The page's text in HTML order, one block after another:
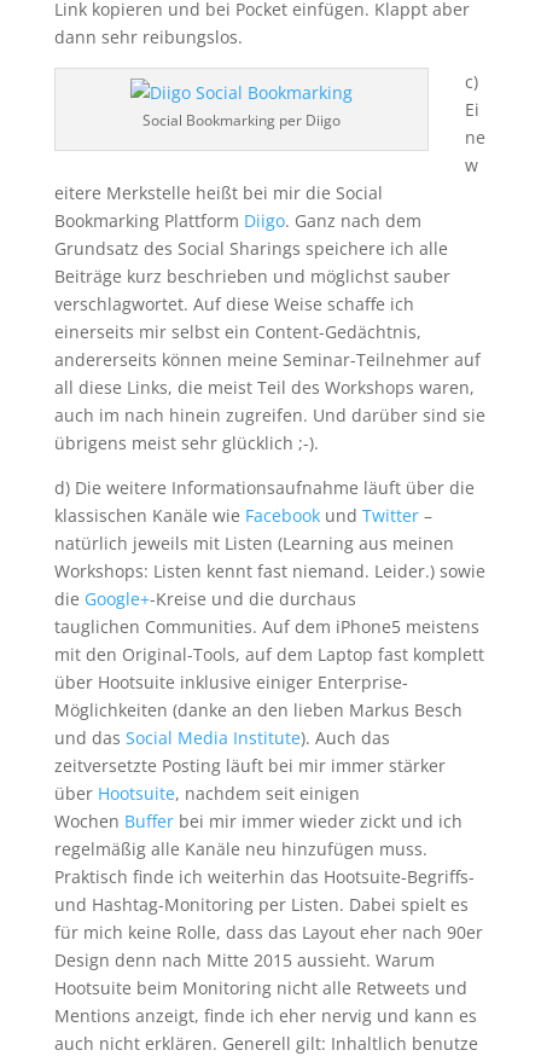
Link kopieren und bei Pocket einfügen. Klappt aber
dann sehr reibungslos.
Social Bookmarking per Diigo
c)
Ei
ne
w
eitere Merkstelle heißt bei mir die Social
Bookmarking Plattform Diigo. Ganz nach dem
Grundsatz des Social Sharings speichere ich alle
Beiträge kurz beschrieben und möglichst sauber
verschlagwortet. Auf diese Weise schaffe ich
einerseits mir selbst ein Content-Gedächtnis,
andererseits können meine Seminar-Teilnehmer auf
all diese Links, die meist Teil des Workshops waren,
auch im nach hinein zugreifen. Und darüber sind sie
übrigens meist sehr glücklich ;-).
d) Die weitere Informationsaufnahme läuft über die
klassischen Kanäle wie Facebookund Twitter–
natürlich jeweils mit Listen (Learning aus meinen
Workshops: Listen kennt fast niemand. Leider.) sowie
die Google+-Kreise und die durchaus
tauglichen Communities. Auf dem iPhone5 meistens
mit den Original-Tools, auf dem Laptop fast komplett
über Hootsuite inklusive einiger Enterprise-
Möglichkeiten (danke an den lieben Markus Besch
und das Social Media Institute). Auch das
zeitversetzte Posting läuft bei mir immer stärker
über Hootsuite, nachdem seit einigen
Wochen Bufferbei mir immer wieder zickt und ich
regelmäßig alle Kanäle neu hinzufügen muss.
Praktisch finde ich weiterhin das Hootsuite-Begriffs-
und Hashtag-Monitoring per Listen. Dabei spielt es
für mich keine Rolle, dass das Layout eher nach 90er
Design denn nach Mitte 2015 aussieht. Warum
Hootsuite beim Monitoring nicht alle Retweets und
Mentions anzeigt, finde ich eher nervig und kann es
auch nicht erklären. Generell gilt: Inhaltlich benutze